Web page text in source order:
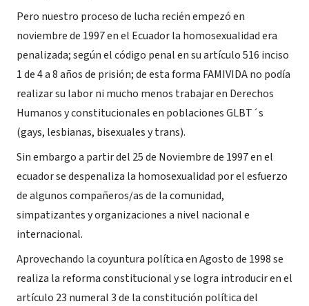
Pero nuestro proceso de lucha recién empezó en
noviembre de 1997 en el Ecuador la homosexualidad era
penalizada; según el código penal en su artículo 516 inciso
1 de 4 a 8 años de prisión; de esta forma FAMIVIDA no podía
realizar su labor ni mucho menos trabajar en Derechos
Humanos y constitucionales en poblaciones GLBT´s
(gays, lesbianas, bisexuales y trans).
Sin embargo a partir del 25 de Noviembre de 1997 en el
ecuador se despenaliza la homosexualidad por el esfuerzo
de algunos compañeros/as de la comunidad,
simpatizantes y organizaciones a nivel nacional e
internacional.
Aprovechando la coyuntura política en Agosto de 1998 se
realiza la reforma constitucional y se logra introducir en el
artículo 23 numeral 3 de la constitución política del